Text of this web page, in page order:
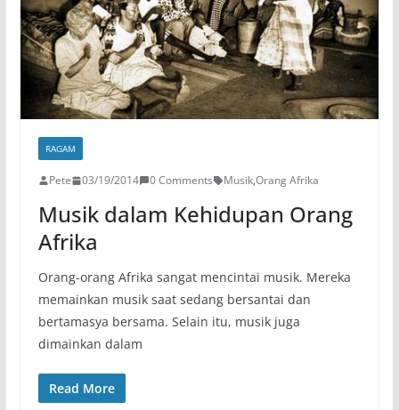
RAGAM
Pete 03/19/2014 0 Comments Musik,Orang Afrika
Musik dalam Kehidupan Orang
Afrika
Orang-orang Afrika sangat mencintai musik. Mereka
memainkan musik saat sedang bersantai dan
bertamasya bersama. Selain itu, musik juga
dimainkan dalam
Read More